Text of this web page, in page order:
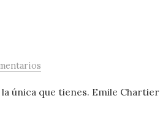
única que tienes. Emile Chartier